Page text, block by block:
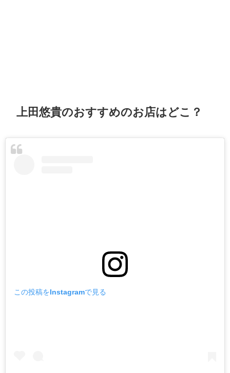
上田悠貴のおすすめのお店はどこ？
この投稿をInstagramで見る